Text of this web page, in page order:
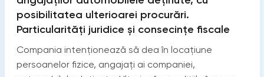
posibilitatea ulterioarei procurări.
Particularități juridice și consecințe fiscale
Compania intenționează să dea în locațiune
persoanelor fizice, angajați ai companiei,